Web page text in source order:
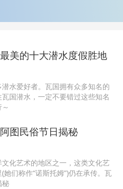
美的十大潜水度假胜地
水爱好者。瓦国拥有众多知名的
国潜水，一定不要错过这些知名
图民俗节日揭秘
化艺术的地区之一，这类文化艺
们称作“诺斯托姆”)仍在承传。瓦
秘